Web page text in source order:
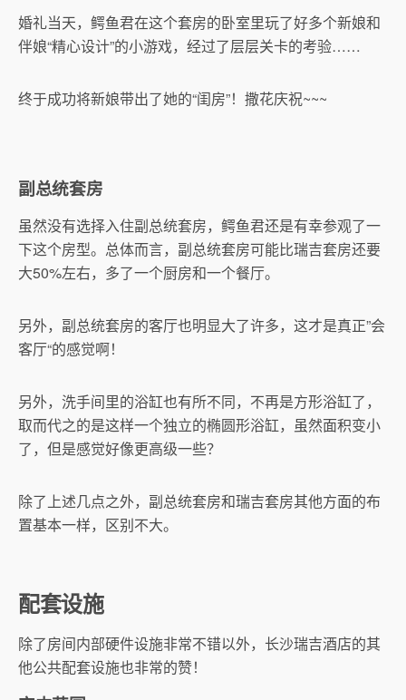
婚礼当天，鳄鱼君在这个套房的卧室里玩了好多个新娘和
伴娘“精心设计”的小游戏，经过了层层关卡的考验……
终于成功将新娘带出了她的“闺房”！撒花庆祝~~~
副总统套房
虽然没有选择入住副总统套房，鳄鱼君还是有幸参观了一
下这个房型。总体而言，副总统套房可能比瑞吉套房还要
大50%左右，多了一个厨房和一个餐厅。
另外，副总统套房的客厅也明显大了许多，这才是真正”会
客厅“的感觉啊！
另外，洗手间里的浴缸也有所不同，不再是方形浴缸了，
取而代之的是这样一个独立的椭圆形浴缸，虽然面积变小
了，但是感觉好像更高级一些？
除了上述几点之外，副总统套房和瑞吉套房其他方面的布
置基本一样，区别不大。
配套设施
除了房间内部硬件设施非常不错以外，长沙瑞吉酒店的其
他公共配套设施也非常的赞！